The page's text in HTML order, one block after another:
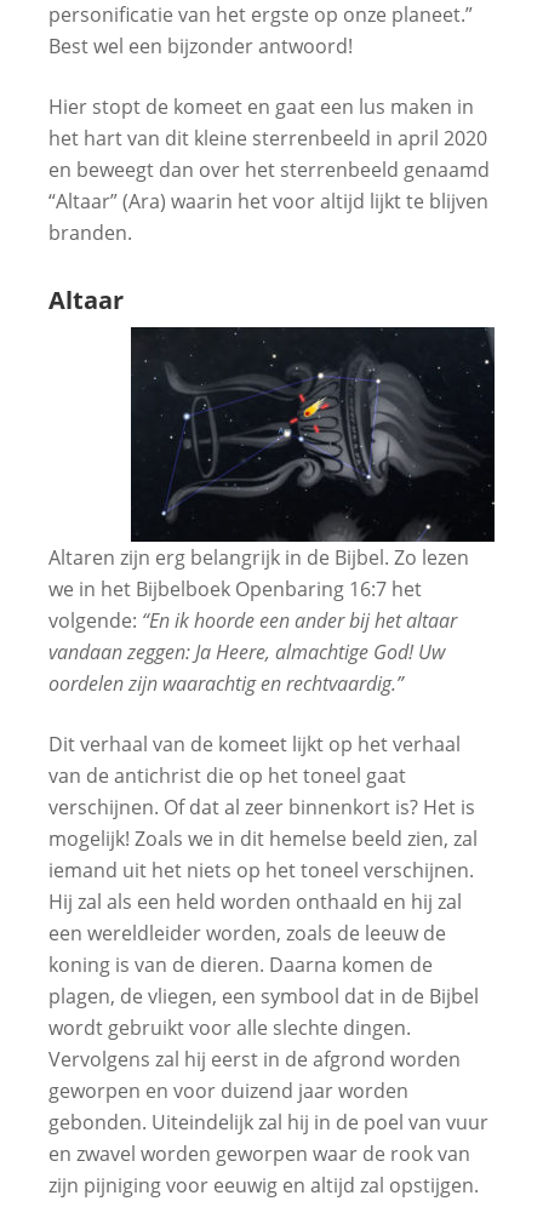
personificatie van het ergste op onze planeet.”
Best wel een bijzonder antwoord!
Hier stopt de komeet en gaat een lus maken in
het hart van dit kleine sterrenbeeld in april 2020
en beweegt dan over het sterrenbeeld genaamd
“Altaar” (Ara) waarin het voor altijd lijkt te blijven
branden.
Altaar
Altaren zijn erg belangrijk in de Bijbel. Zo lezen
we in het Bijbelboek Openbaring 16:7 het
volgende: “En ik hoorde een ander bij het altaar
vandaan zeggen: Ja Heere, almachtige God! Uw
oordelen zijn waarachtig en rechtvaardig.”
Dit verhaal van de komeet lijkt op het verhaal
van de antichrist die op het toneel gaat
verschijnen. Of dat al zeer binnenkort is? Het is
mogelijk! Zoals we in dit hemelse beeld zien, zal
iemand uit het niets op het toneel verschijnen.
Hij zal als een held worden onthaald en hij zal
een wereldleider worden, zoals de leeuw de
koning is van de dieren. Daarna komen de
plagen, de vliegen, een symbool dat in de Bijbel
wordt gebruikt voor alle slechte dingen.
Vervolgens zal hij eerst in de afgrond worden
geworpen en voor duizend jaar worden
gebonden. Uiteindelijk zal hij in de poel van vuur
en zwavel worden geworpen waar de rook van
zijn pijniging voor eeuwig en altijd zal opstijgen.